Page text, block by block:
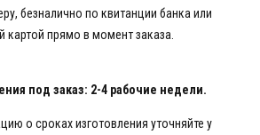
безналично по квитанции банка или
картой прямо в момент заказа.
под заказ: 2-4 рабочие недели.
о сроках изготовления уточняйте у